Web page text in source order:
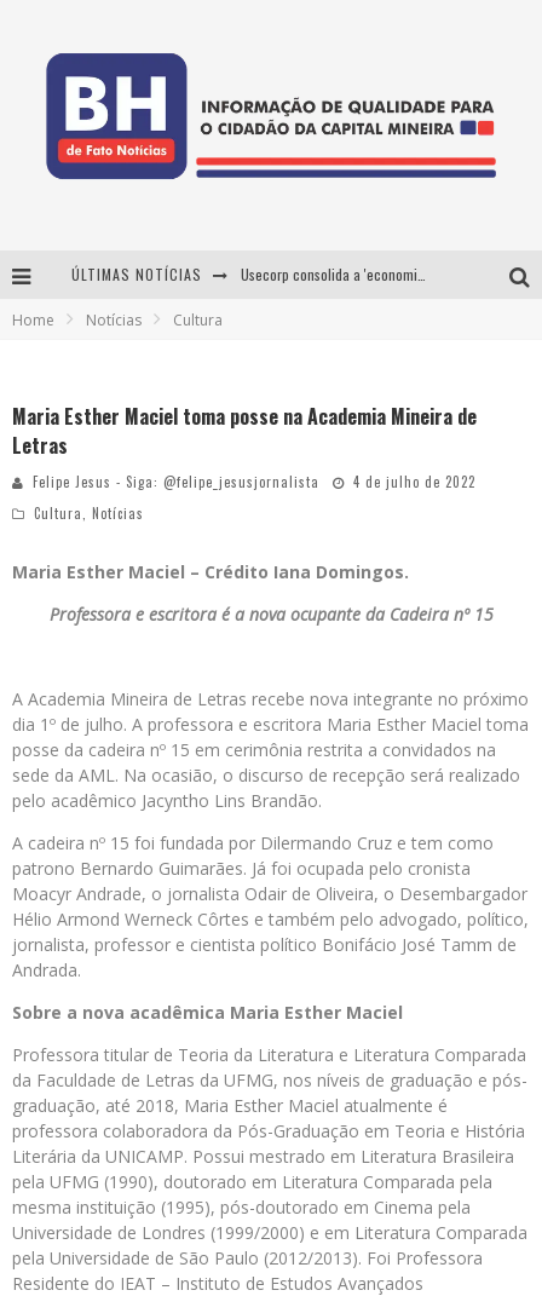
ÚLTIMAS NOTÍCIAS
Projeta Cultura abre inscrições gratuitas em Conselheiro Lafaiete para oficinas de elaboração de projetos culturais e inteligência artificial
Home Notícias Cultura
Maria Esther Maciel toma posse na Academia Mineira de
Letras
Felipe Jesus - Siga: @felipe_jesusjornalista
4 de julho de 2022
Cultura
Notícias
Maria Esther Maciel – Crédito Iana Domingos.
Professora e escritora é a nova ocupante da Cadeira nº 15
A Academia Mineira de Letras recebe nova integrante no próximo
dia 1º de julho. A professora e escritora Maria Esther Maciel toma
posse da cadeira nº 15 em cerimônia restrita a convidados na
sede da AML. Na ocasião, o discurso de recepção será realizado
pelo acadêmico Jacyntho Lins Brandão.
A cadeira nº 15 foi fundada por Dilermando Cruz e tem como
patrono Bernardo Guimarães. Já foi ocupada pelo cronista
Moacyr Andrade, o jornalista Odair de Oliveira, o Desembargador
Hélio Armond Werneck Côrtes e também pelo advogado, político,
jornalista, professor e cientista político Bonifácio José Tamm de
Andrada.
Sobre a nova acadêmica Maria Esther Maciel
Professora titular de Teoria da Literatura e Literatura Comparada
da Faculdade de Letras da UFMG, nos níveis de graduação e pós-
graduação, até 2018, Maria Esther Maciel atualmente é
professora colaboradora da Pós-Graduação em Teoria e História
Literária da UNICAMP. Possui mestrado em Literatura Brasileira
pela UFMG (1990), doutorado em Literatura Comparada pela
mesma instituição (1995), pós-doutorado em Cinema pela
Universidade de Londres (1999/2000) e em Literatura Comparada
pela Universidade de São Paulo (2012/2013). Foi Professora
Residente do IEAT – Instituto de Estudos Avançados